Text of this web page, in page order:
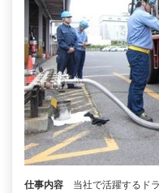
仕事内容
当社で活躍するド